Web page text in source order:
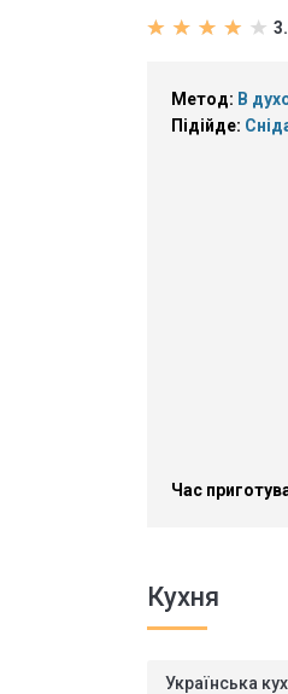
Метод: В
Підійде:
Час
Кухня
Українська